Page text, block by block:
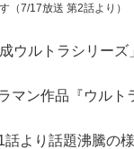
（7/17放送 第2話より）
ウルトラシリー
マン作品『ウル
より話題沸騰の